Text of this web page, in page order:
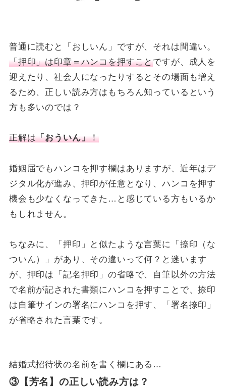
普通に読むと「おしいん」ですが、それは間違い。
「押印」は印章＝ハンコを押すことですが、成人を
迎えたり、社会人になったりするとその場面も増え
るため、正しい読み方はもちろん知っているという
方も多いのでは？
正解は「おういん」！
婚姻届でもハンコを押す欄はありますが、近年はデ
ジタル化が進み、押印が任意となり、ハンコを押す
機会も少なくなってきた…と感じている方もいるか
もしれません。
ちなみに、「押印」と似たような言葉に「捺印（な
ついん）」があり、その違いって何？と迷います
が、押印は「記名押印」の省略で、自筆以外の方法
で名前が記された書類にハンコを押すことで、捺印
は自筆サインの署名にハンコを押す、「署名捺印」
が省略された言葉です。
結婚式招待状の名前を書く欄にある…
③【芳名】の正しい読み方は？